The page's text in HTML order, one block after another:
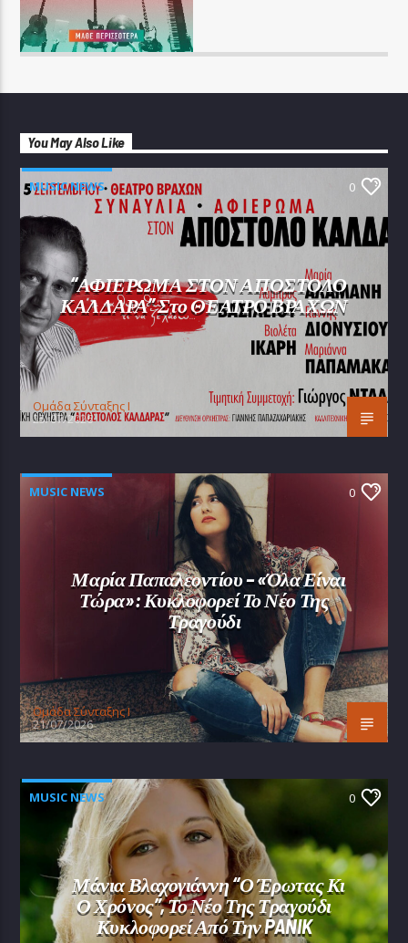
You May Also Like
MUSIC NEWS 0
“ΑΦΙΕΡΩΜΑ ΣΤΟΝ ΑΠΟΣΤΟΛΟ
ΚΑΛΔΑΡΑ” Στο ΘΕΑΤΡΟ ΒΡΑΧΩΝ
Oμάδα Σύνταξης Ι
25/07/2026
MUSIC NEWS 0
Μαρία Παπαλεοντίου – «Όλα Είναι
Τώρα»: Κυκλοφορεί Το Νέο Της
Τραγούδι
Oμάδα Σύνταξης Ι
21/07/2026
MUSIC NEWS 0
Μάνια Βλαχογιάννη “Ο Έρωτας Κι
Ο Χρόνος”, Το Νέο Της Τραγούδι
Κυκλοφορεί Από Την PANIK